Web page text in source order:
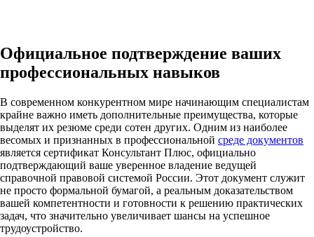
Официальное подтверждение ваших
профессиональных навыков
В современном конкурентном мире начинающим специалистам
крайне важно иметь дополнительные преимущества, которые
выделят их резюме среди сотен других. Одним из наиболее
весомых и признанных в профессиональной среде документов
является сертификат Консультант Плюс, официально
подтверждающий ваше уверенное владение ведущей
справочной правовой системой России. Этот документ служит
не просто формальной бумагой, а реальным доказательством
вашей компетентности и готовности к решению практических
задач, что значительно увеличивает шансы на успешное
трудоустройство.